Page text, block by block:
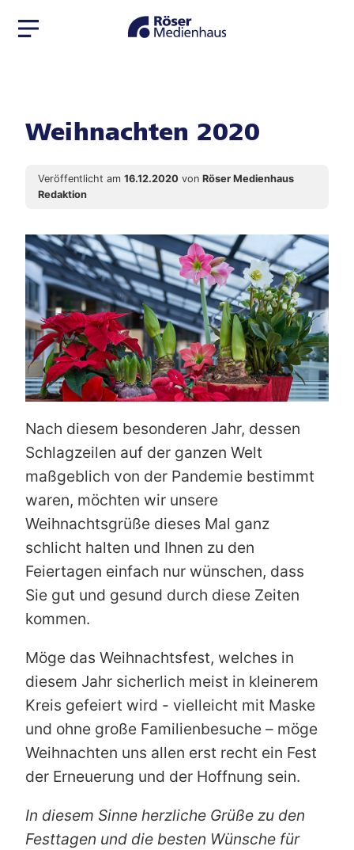
Navigation
Seiteninhalt
Weihnachten 2020
Veröffentlicht am 16.12.2020 von Röser Medienhaus
Redaktion
Nach diesem besonderen Jahr, dessen
Schlagzeilen auf der ganzen Welt
maßgeblich von der Pandemie bestimmt
waren, möchten wir unsere
Weihnachtsgrüße dieses Mal ganz
schlicht halten und Ihnen zu den
Feiertagen einfach nur wünschen, dass
Sie gut und gesund durch diese Zeiten
kommen.
Möge das Weihnachtsfest, welches in
diesem Jahr sicherlich meist in kleinerem
Kreis gefeiert wird - vielleicht mit Maske
und ohne große Familienbesuche – möge
Weihnachten uns allen erst recht ein Fest
der Erneuerung und der Hoffnung sein.
In diesem Sinne herzliche Grüße zu den
Festtagen und die besten Wünsche für